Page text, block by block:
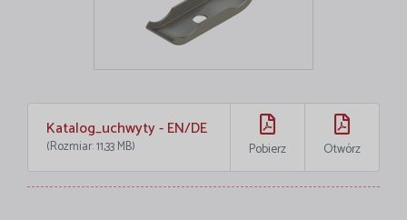
Katalog_uchwyty - EN/DE
(Rozmiar: 11,33 MB) Pobierz Otwórz